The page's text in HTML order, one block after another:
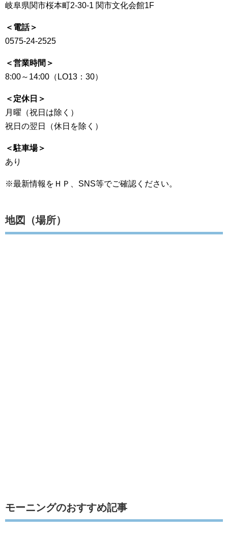
岐阜県関市桜本町2-30-1 関市文化会館1F
＜電話＞
0575-24-2525
＜営業時間＞
8:00～14:00（LO13：30）
＜定休日＞
月曜（祝日は除く）
祝日の翌日（休日を除く）
＜駐車場＞
あり
※最新情報をＨＰ、SNS等でご確認ください。
地図（場所）
モーニングのおすすめ記事